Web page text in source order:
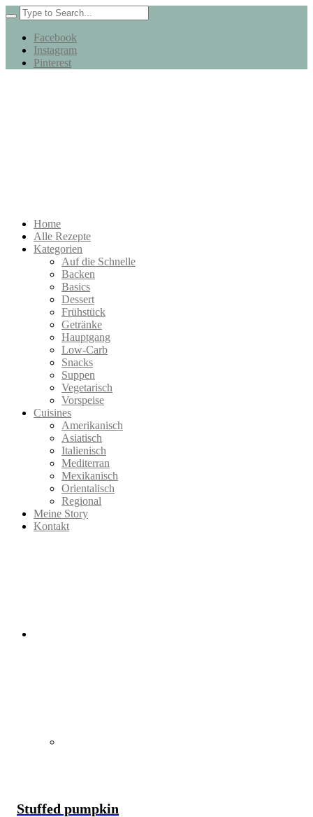
Facebook
Instagram
Pinterest
Home
Alle Rezepte
Kategorien
Auf die Schnelle
Backen
Basics
Dessert
Frühstück
Getränke
Hauptgang
Low-Carb
Snacks
Suppen
Vegetarisch
Vorspeise
Cuisines
Amerikanisch
Asiatisch
Italienisch
Mediterran
Mexikanisch
Orientalisch
Regional
Meine Story
Kontakt
Stuffed pumpkin